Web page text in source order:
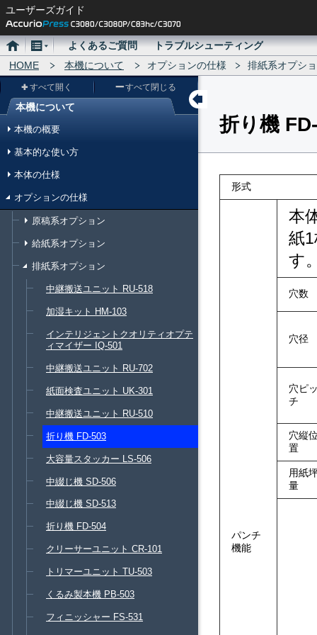
ユーザーズガイド
ホ
ー
メ
ニ
ュ
ー
よくあるご質問
トラブルシューティング
HOME
本機について オプションの仕様 排紙系オプシ
メ
ー
本機について
すべて開く すべて閉じる
本機の概要
基本的な使い方
本体の仕様
オプションの仕様
原稿系オプション
給紙系オプション
排紙系オプション
中継搬送ユニット RU-518
加湿キット HM-103
インテリジェントクオリティオプテ
ィマイザー IQ-501
中継搬送ユニット RU-702
紙面検査ユニット UK-301
中継搬送ユニット RU-510
折り機 FD-503
大容量スタッカー LS-506
中綴じ機 SD-506
中綴じ機 SD-513
折り機 FD-504
クリーサーユニット CR-101
トリマーユニット TU-503
くるみ製本機 PB-503
フィニッシャー FS-531
折り機
形式
パンチ
機能
本
紙
す
穴数
穴径
穴ピ
チ
穴縦
置
用紙
量